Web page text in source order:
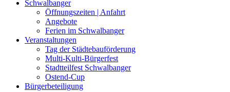
Schwalbanger
Öffnungszeiten | Anfahrt
Angebote
Ferien im Schwalbanger
Veranstaltungen
Tag der Städtebauförderung
Multi-Kulti-Bürgerfest
Stadtteilfest Schwalbanger
Ostend-Cup
Bürgerbeteiligung